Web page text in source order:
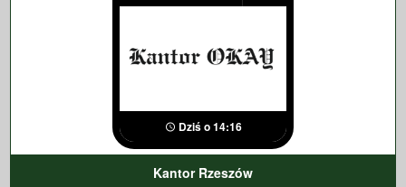
Dziś o 14:16
Kantor Rzeszów